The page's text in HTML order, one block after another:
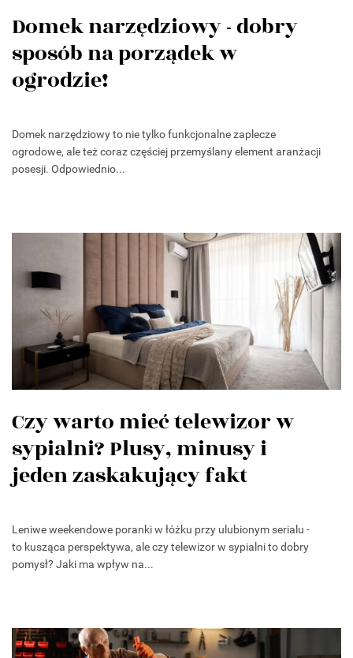
Domek narzędziowy - dobry
sposób na porządek w
ogrodzie!
Domek narzędziowy to nie tylko funkcjonalne zaplecze
ogrodowe, ale też coraz częściej przemyślany element aranżacji
posesji. Odpowiednio...
Czy warto mieć telewizor w
sypialni? Plusy, minusy i
jeden zaskakujący fakt
Leniwe weekendowe poranki w łóżku przy ulubionym serialu -
to kusząca perspektywa, ale czy telewizor w sypialni to dobry
pomysł? Jaki ma wpływ na...